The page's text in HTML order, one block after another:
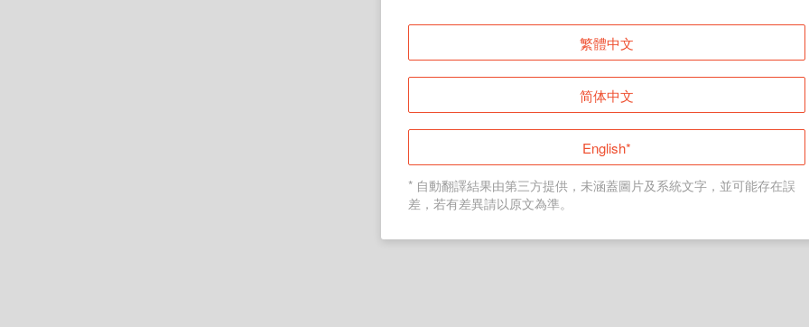
登入
返回首頁
繁體中文
简体中文
English*
* 自動翻譯結果由第三方提供，未涵蓋圖片及系統文字，並可能存在誤
差，若有差異請以原文為準。